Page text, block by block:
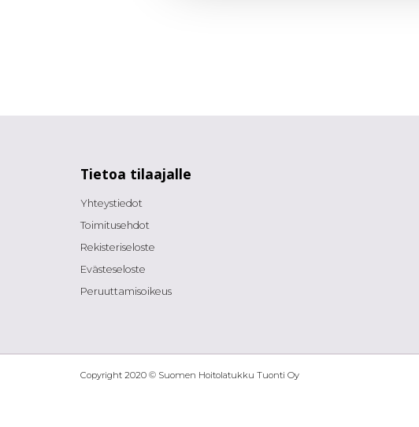
Tietoa tilaajalle
Yhteystiedot
Toimitusehdot
Rekisteriseloste
Evästeseloste
Peruuttamisoikeus
Copyright 2020 © Suomen Hoitolatukku Tuonti Oy